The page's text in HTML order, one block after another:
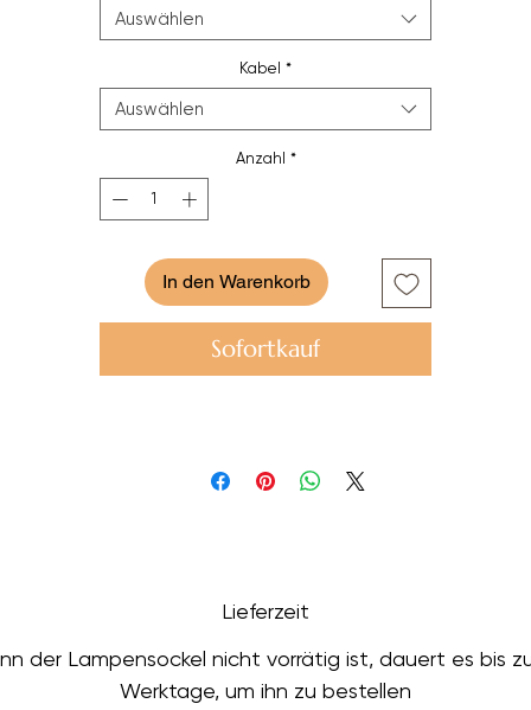
Auswählen
Kabel *
Auswählen
Anzahl *
In den Warenkorb
Sofortkauf
Lieferzeit
der Lampensockel nicht vorrätig ist, dauert es bis
Werktage, um ihn zu bestellen